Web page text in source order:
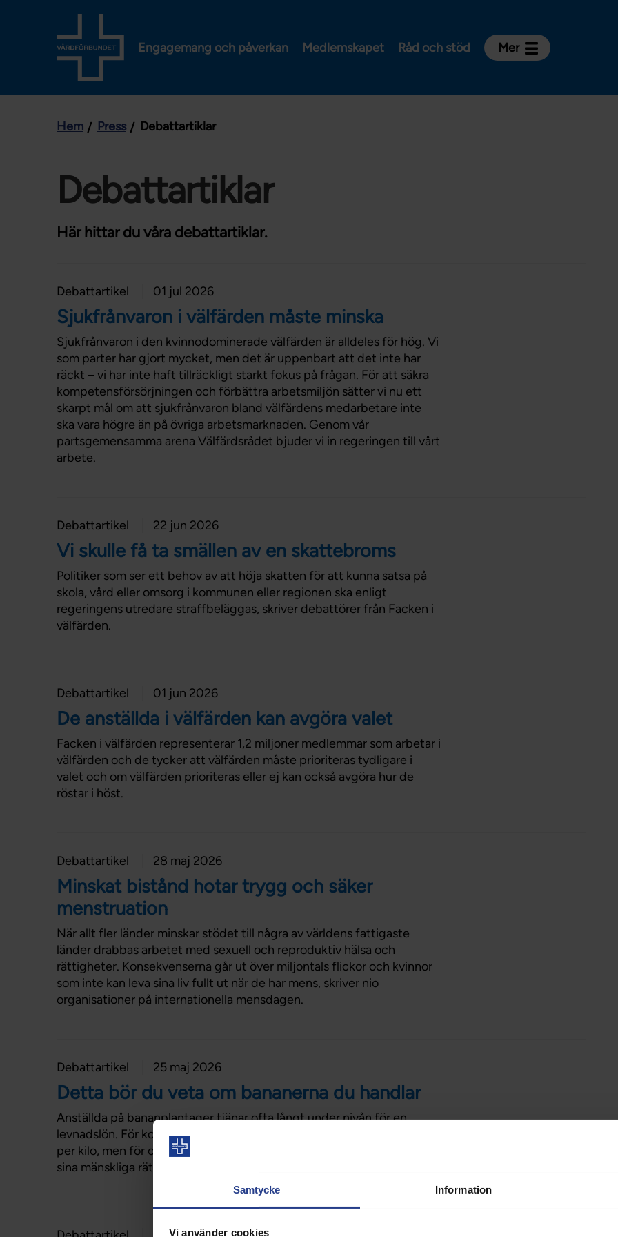
Samtycke Information
Vi använder cookies
Engagemang och påverkan Medlemskapet Råd och stöd Mer
Förtroendevald
Student
Chef
Hem Press Debattartiklar
Debattartiklar
Här hittar du våra debattartiklar.
Debattartikel 01 jul 2026
Sjukfrånvaron i välfärden måste minska
Sjukfrånvaron i den kvinnodominerade välfärden är alldeles för hög. Vi
som parter har gjort mycket, men det är uppenbart att det inte har
räckt – vi har inte haft tillräckligt starkt fokus på frågan. För att säkra
kompetensförsörjningen och förbättra arbetsmiljön sätter vi nu ett
skarpt mål om att sjukfrånvaron bland välfärdens medarbetare inte
ska vara högre än på övriga arbetsmarknaden. Genom vår
partsgemensamma arena Välfärdsrådet bjuder vi in regeringen till vårt
arbete.
Debattartikel 22 jun 2026
Vi skulle få ta smällen av en skattebroms
Politiker som ser ett behov av att höja skatten för att kunna satsa på
skola, vård eller omsorg i kommunen eller regionen ska enligt
regeringens utredare straffbeläggas, skriver debattörer från Facken i
välfärden.
Debattartikel 01 jun 2026
De anställda i välfärden kan avgöra valet
Facken i välfärden representerar 1,2 miljoner medlemmar som arbetar i
välfärden och de tycker att välfärden måste prioriteras tydligare i
valet och om välfärden prioriteras eller ej kan också avgöra hur de
röstar i höst.
Debattartikel 28 maj 2026
Minskat bistånd hotar trygg och säker
menstruation
När allt fler länder minskar stödet till några av världens fattigaste
länder drabbas arbetet med sexuell och reproduktiv hälsa och
rättigheter. Konsekvenserna går ut över miljontals flickor och kvinnor
som inte kan leva sina liv fullt ut när de har mens, skriver nio
organisationer på internationella mensdagen.
Debattartikel 25 maj 2026
Detta bör du veta om bananerna du handlar
Anställda på bananplantager tjänar ofta långt under nivån för en
levnadslön. För konsumenten kan det handla om ett par kronor mindre
per kilo, men för odlarna innebär det försämrade möjligheter att få
sina mänskliga rättigheter tillgodosedda, debattörerna.